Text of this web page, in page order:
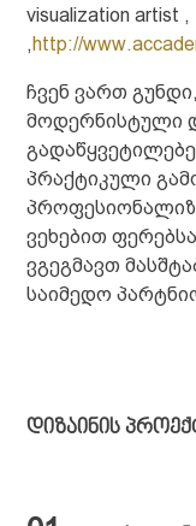
visualization artist
,http://
ჩვენ ვართ
მოდერნისტული
პრაქტიკული
ვეხებით
ვგეგმავთ
საიმედო
დიზაინის